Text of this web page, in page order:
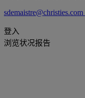
sdemaistre@christies.com
登入
浏览状况报告